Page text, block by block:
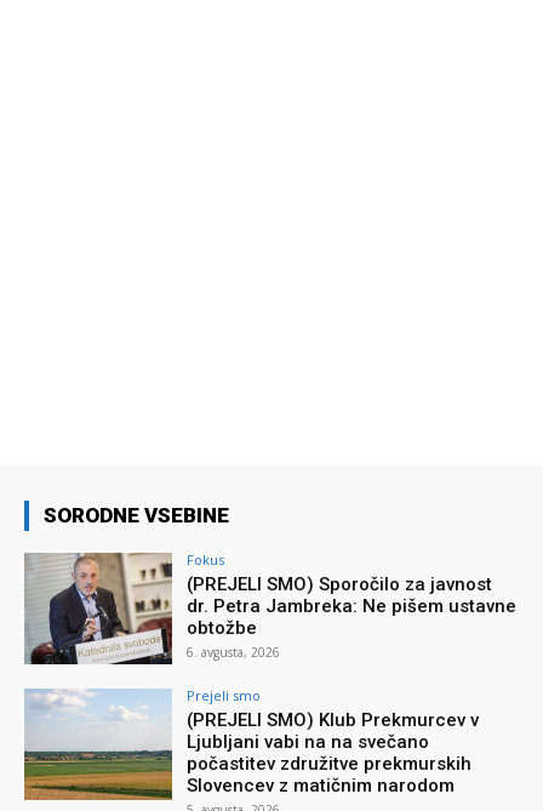
SORODNE VSEBINE
Fokus
(PREJELI SMO) Sporočilo za javnost
dr. Petra Jambreka: Ne pišem ustavne
obtožbe
6. avgusta, 2026
Prejeli smo
(PREJELI SMO) Klub Prekmurcev v
Ljubljani vabi na na svečano
počastitev združitve prekmurskih
Slovencev z matičnim narodom